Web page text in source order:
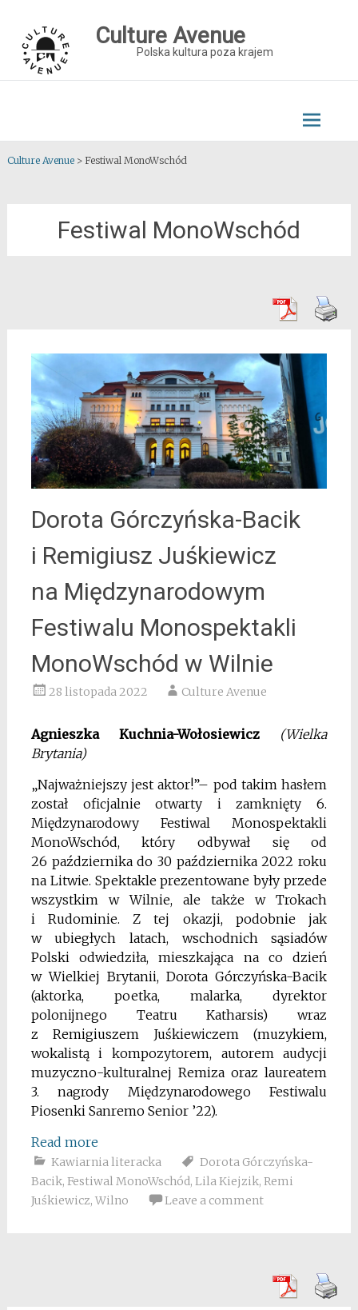
content
Culture Avenue
Polska kultura poza krajem
Culture Avenue> Festiwal MonoWschód
Festiwal MonoWschód
Dorota Górczyńska-Bacik
i Remigiusz Juśkiewicz
na Międzynarodowym
Festiwalu Monospektakli
MonoWschód w Wilnie
28 listopada 2022 Culture Avenue
Agnieszka Kuchnia-Wołosiewicz (Wielka
Brytania)
„Najważniejszy jest aktor!”– pod takim hasłem
został oficjalnie otwarty i zamknięty 6.
Międzynarodowy Festiwal Monospektakli
MonoWschód, który odbywał się od
26 października do 30 października 2022 roku
na Litwie. Spektakle prezentowane były przede
wszystkim w Wilnie, ale także w Trokach
i Rudominie. Z tej okazji, podobnie jak
w ubiegłych latach, wschodnich sąsiadów
Polski odwiedziła, mieszkająca na co dzień
w Wielkiej Brytanii, Dorota Górczyńska-Bacik
(aktorka, poetka, malarka, dyrektor
polonijnego Teatru Katharsis) wraz
z Remigiuszem Juśkiewiczem (muzykiem,
wokalistą i kompozytorem, autorem audycji
muzyczno-kulturalnej Remiza oraz laureatem
3. nagrody Międzynarodowego Festiwalu
Piosenki Sanremo Senior ’22).
Read more
Kawiarnia literacka
Dorota Górczyńska-
Bacik, Festiwal MonoWschód, Lila Kiejzik, Remi
Juśkiewicz, Wilno Leave a comment